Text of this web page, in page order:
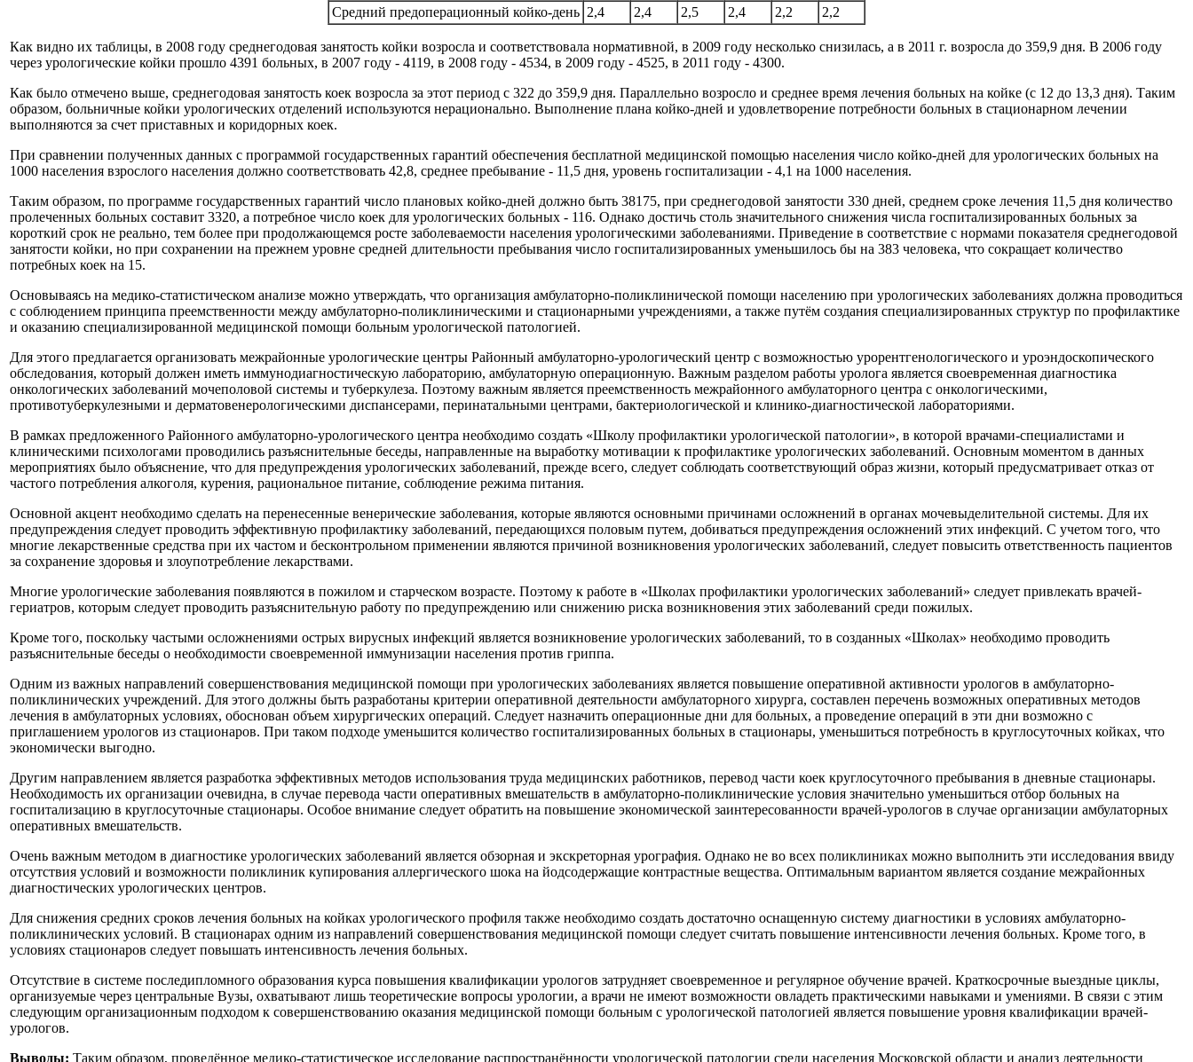
Средний предоперационный койко-день 2,4 2,4 2,5 2,4 2,2 2,2
Как видно их таблицы, в 2008 году среднегодовая занятость койки возросла и соответствовала нормативной, в 2009 году несколько снизилась, а в 2011 г. возросла до 359,9 дня. В 2006 году
через урологические койки прошло 4391 больных, в 2007 году - 4119, в 2008 году - 4534, в 2009 году - 4525, в 2011 году - 4300.
Как было отмечено выше, среднегодовая занятость коек возросла за этот период с 322 до 359,9 дня. Параллельно возросло и среднее время лечения больных на койке (с 12 до 13,3 дня). Таким
образом, больничные койки урологических отделений используются нерационально. Выполнение плана койко-дней и удовлетворение потребности больных в стационарном лечении
выполняются за счет приставных и коридорных коек.
При сравнении полученных данных с программой государственных гарантий обеспечения бесплатной медицинской помощью населения число койко-дней для урологических больных на
1000 населения взрослого населения должно соответствовать 42,8, среднее пребывание - 11,5 дня, уровень госпитализации - 4,1 на 1000 населения.
Таким образом, по программе государственных гарантий число плановых койко-дней должно быть 38175, при среднегодовой занятости 330 дней, среднем сроке лечения 11,5 дня количество
пролеченных больных составит 3320, а потребное число коек для урологических больных - 116. Однако достичь столь значительного снижения числа госпитализированных больных за
короткий срок не реально, тем более при продолжающемся росте заболеваемости населения урологическими заболеваниями. Приведение в соответствие с нормами показателя среднегодовой
занятости койки, но при сохранении на прежнем уровне средней длительности пребывания число госпитализированных уменьшилось бы на 383 человека, что сокращает количество
потребных коек на 15.
Основываясь на медико-статистическом анализе можно утверждать, что организация амбулаторно-поликлинической помощи населению при урологических заболеваниях должна проводиться
с соблюдением принципа преемственности между амбулаторно-поликлиническими и стационарными учреждениями, а также путём создания специализированных структур по профилактике
и оказанию специализированной медицинской помощи больным урологической патологией.
Для этого предлагается организовать межрайонные урологические центры Районный амбулаторно-урологический центр с возможностью урорентгенологического и уроэндоскопического
обследования, который должен иметь иммунодиагностическую лабораторию, амбулаторную операционную. Важным разделом работы уролога является своевременная диагностика
онкологических заболеваний мочеполовой системы и туберкулеза. Поэтому важным является преемственность межрайонного амбулаторного центра с онкологическими,
противотуберкулезными и дерматовенерологическими диспансерами, перинатальными центрами, бактериологической и клинико-диагностической лабораториями.
В рамках предложенного Районного амбулаторно-урологического центра необходимо создать «Школу профилактики урологической патологии», в которой врачами-специалистами и
клиническими психологами проводились разъяснительные беседы, направленные на выработку мотивации к профилактике урологических заболеваний. Основным моментом в данных
мероприятиях было объяснение, что для предупреждения урологических заболеваний, прежде всего, следует соблюдать соответствующий образ жизни, который предусматривает отказ от
частого потребления алкоголя, курения, рациональное питание, соблюдение режима питания.
Основной акцент необходимо сделать на перенесенные венерические заболевания, которые являются основными причинами осложнений в органах мочевыделительной системы. Для их
предупреждения следует проводить эффективную профилактику заболеваний, передающихся половым путем, добиваться предупреждения осложнений этих инфекций. С учетом того, что
многие лекарственные средства при их частом и бесконтрольном применении являются причиной возникновения урологических заболеваний, следует повысить ответственность пациентов
за сохранение здоровья и злоупотребление лекарствами.
Многие урологические заболевания появляются в пожилом и старческом возрасте. Поэтому к работе в «Школах профилактики урологических заболеваний» следует привлекать врачей-
гериатров, которым следует проводить разъяснительную работу по предупреждению или снижению риска возникновения этих заболеваний среди пожилых.
Кроме того, поскольку частыми осложнениями острых вирусных инфекций является возникновение урологических заболеваний, то в созданных «Школах» необходимо проводить
разъяснительные беседы о необходимости своевременной иммунизации населения против гриппа.
Одним из важных направлений совершенствования медицинской помощи при урологических заболеваниях является повышение оперативной активности урологов в амбулаторно-
поликлинических учреждений. Для этого должны быть разработаны критерии оперативной деятельности амбулаторного хирурга, составлен перечень возможных оперативных методов
лечения в амбулаторных условиях, обоснован объем хирургических операций. Следует назначить операционные дни для больных, а проведение операций в эти дни возможно с
приглашением урологов из стационаров. При таком подходе уменьшится количество госпитализированных больных в стационары, уменьшиться потребность в круглосуточных койках, что
экономически выгодно.
Другим направлением является разработка эффективных методов использования труда медицинских работников, перевод части коек круглосуточного пребывания в дневные стационары.
Необходимость их организации очевидна, в случае перевода части оперативных вмешательств в амбулаторно-поликлинические условия значительно уменьшиться отбор больных на
госпитализацию в круглосуточные стационары. Особое внимание следует обратить на повышение экономической заинтересованности врачей-урологов в случае организации амбулаторных
оперативных вмешательств.
Очень важным методом в диагностике урологических заболеваний является обзорная и экскреторная урография. Однако не во всех поликлиниках можно выполнить эти исследования ввиду
отсутствия условий и возможности поликлиник купирования аллергического шока на йодсодержащие контрастные вещества. Оптимальным вариантом является создание межрайонных
диагностических урологических центров.
Для снижения средних сроков лечения больных на койках урологического профиля также необходимо создать достаточно оснащенную систему диагностики в условиях амбулаторно-
поликлинических условий. В стационарах одним из направлений совершенствования медицинской помощи следует считать повышение интенсивности лечения больных. Кроме того, в
условиях стационаров следует повышать интенсивность лечения больных.
Отсутствие в системе последипломного образования курса повышения квалификации урологов затрудняет своевременное и регулярное обучение врачей. Краткосрочные выездные циклы,
организуемые через центральные Вузы, охватывают лишь теоретические вопросы урологии, а врачи не имеют возможности овладеть практическими навыками и умениями. В связи с этим
следующим организационным подходом к совершенствованию оказания медицинской помощи больным с урологической патологией является повышение уровня квалификации врачей-
урологов.
Выводы: Таким образом, проведённое медико-статистическое исследование распространённости урологической патологии среди населения Московской области и анализ деятельности